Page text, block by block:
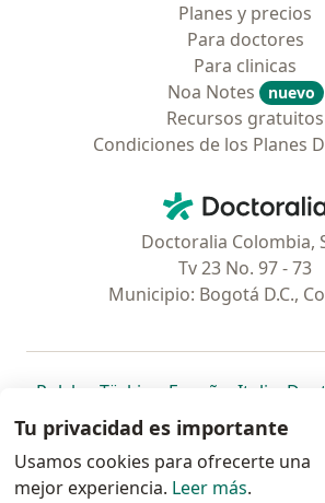
Planes y precios
Para doctores
Para clinicas
Noa Notes
nuevo
Recursos gratuitos
Condiciones de los Planes
Doctoralia -
Doctoralia Colombia,
Tv 23 No. 97 - 73
Municipio: Bogotá D.C.,
Polska se abre en una nueva pestaña
Türkiye se abre en una
España se abre en
Italia se
Portugal
se abre en una nueva
México se abre en una
Chile se abre
Brasil
se
www.doctoralia.co © 2026 -
Tu privacidad es importante
Usamos cookies para ofrecerte una
mejor experiencia. Leer más.